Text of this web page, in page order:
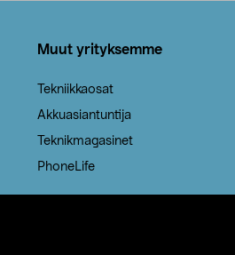
Muut yrityksemme
Tekniikkaosat
Akkuasiantuntija
Teknikmagasinet
PhoneLife